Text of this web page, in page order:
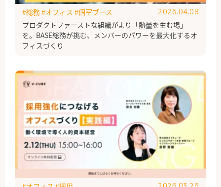
プロダクトファーストな組織がより「熱量を生む場」
を。BASE総務が挑む、メンバーのパワーを最大化するオ
フィスづくり
#総務#オフィス #個室ブース 2026.04.08